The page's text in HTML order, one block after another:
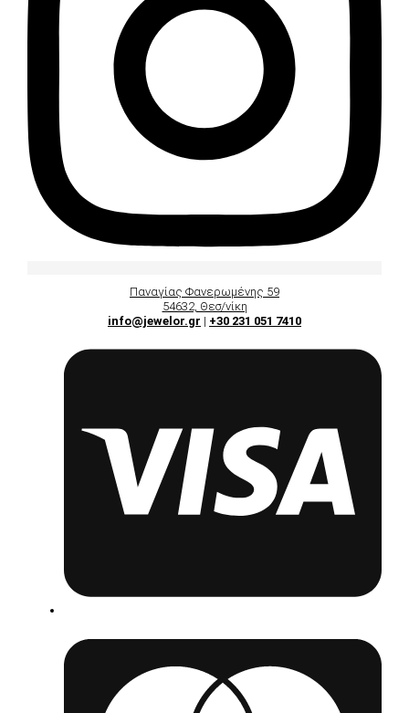
Παναγίας Φανερωμένης 59
54632, Θεσ/νίκη
info@jewelor.gr | +30 231 051 7410